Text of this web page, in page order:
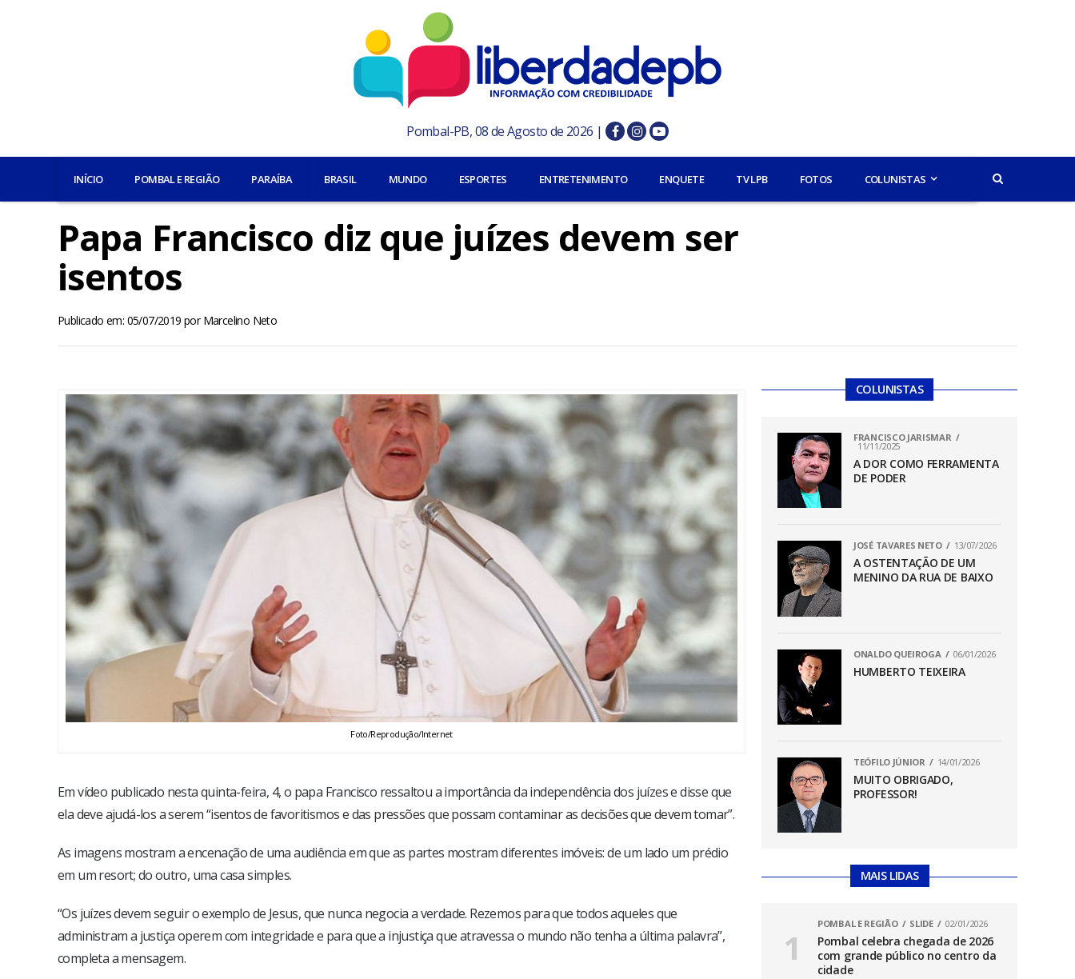
Pombal-PB, 08 de Agosto de 2026 |
INÍCIO POMBAL E REGIÃO PARAÍBA BRASIL MUNDO ESPORTES ENTRETENIMENTO ENQUETE TV LPB FOTOS COLUNISTAS
Papa Francisco diz que juízes devem ser
isentos
Publicado em: 05/07/2019 porMarcelino Neto
Foto/Reprodução/Internet
Em vídeo publicado nesta quinta-feira, 4, o papa Francisco ressaltou a importância da independência dos juízes e disse que
ela deve ajudá-los a serem “isentos de favoritismos e das pressões que possam contaminar as decisões que devem tomar”.
As imagens mostram a encenação de uma audiência em que as partes mostram diferentes imóveis: de um lado um prédio
em um resort; do outro, uma casa simples.
“Os juízes devem seguir o exemplo de Jesus, que nunca negocia a verdade. Rezemos para que todos aqueles que
administram a justiça operem com integridade e para que a injustiça que atravessa o mundo não tenha a última palavra”,
completa a mensagem.
COLUNISTAS
FRANCISCO JARISMAR
11/11/2025
A DOR COMO FERRAMENTA
DE PODER
JOSÉ TAVARES NETO 13/07/2026
A OSTENTAÇÃO DE UM
MENINO DA RUA DE BAIXO
ONALDO QUEIROGA 06/01/2026
HUMBERTO TEIXEIRA
TEÓFILO JÚNIOR 14/01/2026
MUITO OBRIGADO,
PROFESSOR!
MAIS LIDAS
POMBAL E REGIÃO SLIDE 02/01/2026
Pombal celebra chegada de 2026
com grande público no centro da
cidade